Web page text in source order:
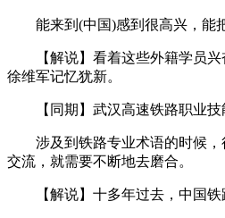
能来到(中国)感到很高兴，能把
【解说】看着这些外籍学员兴奋
徐维军记忆犹新。
【同期】武汉高速铁路职业技
涉及到铁路专业术语的时候，
交流，就需要不断地去磨合。
【解说】十多年过去，中国铁路